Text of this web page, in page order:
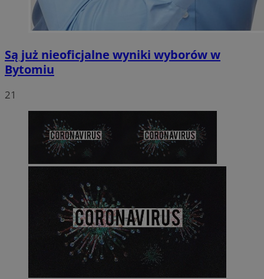
Są już nieoficjalne wyniki wyborów w
Bytomiu
21